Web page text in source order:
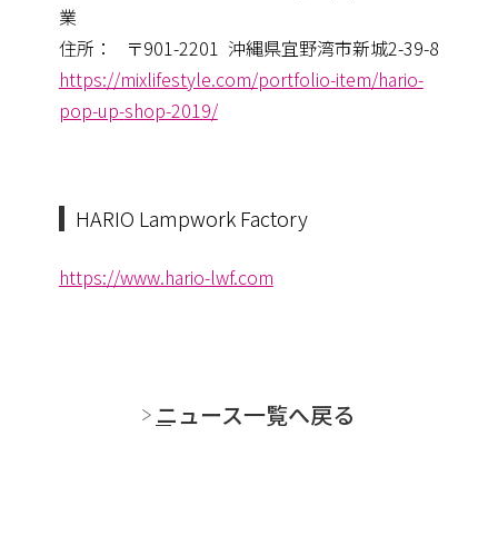
業
住所： 〒901-2201 沖縄県宜野湾市新城2-39-8
https://mixlifestyle.com/portfolio-item/hario-
pop-up-shop-2019/
HARIO Lampwork Factory
https://www.hario-lwf.com
ニュース一覧へ戻る